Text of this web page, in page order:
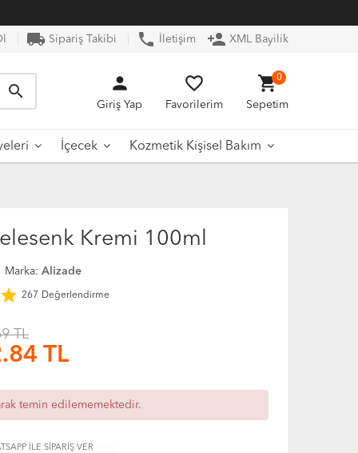
local_shipping Sipariş Takibi phone İletişim person_add XML Bayilik
search person
Giriş Yap
favorite_border
Favorilerim
shopping_cart
Sepetim
0
İçecek Kozmetik Kişisel Bakım
Kremi 100ml
Marka: Alizade
star 267 Değerlendirme
TL
TL
temin edilememektedir.
İLE SİPARİŞ VER